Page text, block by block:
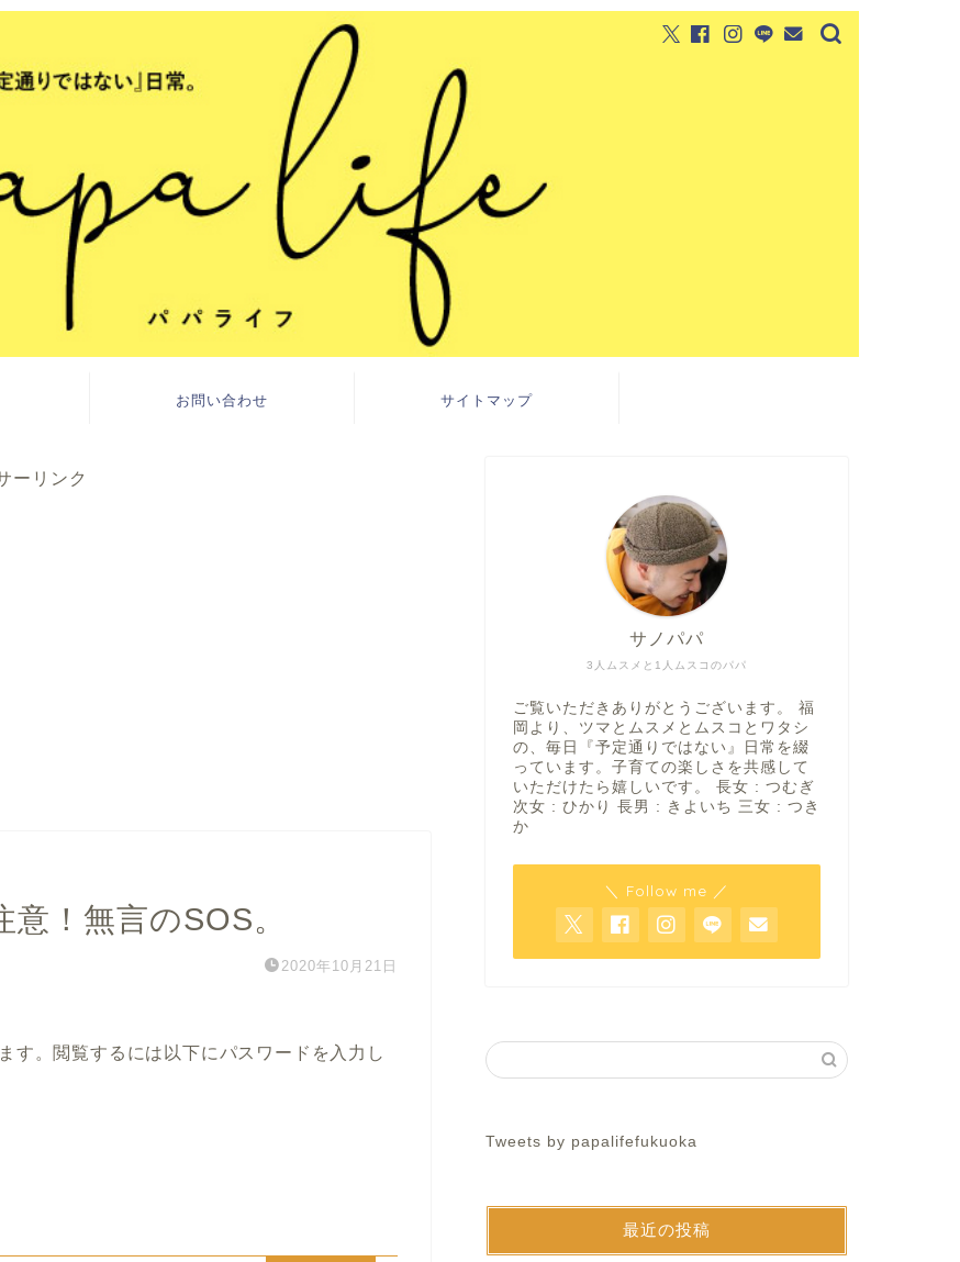
お問い合わせ サイトマップ
ーリンク
！無言のSOS。
2020年10月21日
す。閲覧するには以下にパスワードを入力し
3人ムスメと1人ムスコのパパ
サノパパ
ご覧いただきありがとうございます。 福
岡より、ツマとムスメとムスコとワタシ
の、毎日『予定通りではない』日常を綴
っています。子育ての楽しさを共感して
いただけたら嬉しいです。 長女 : つむぎ
次女 : ひかり 長男 : きよいち 三女 : つき
か
＼ Follow me ／
Tweets by papalifefukuoka
最近の投稿